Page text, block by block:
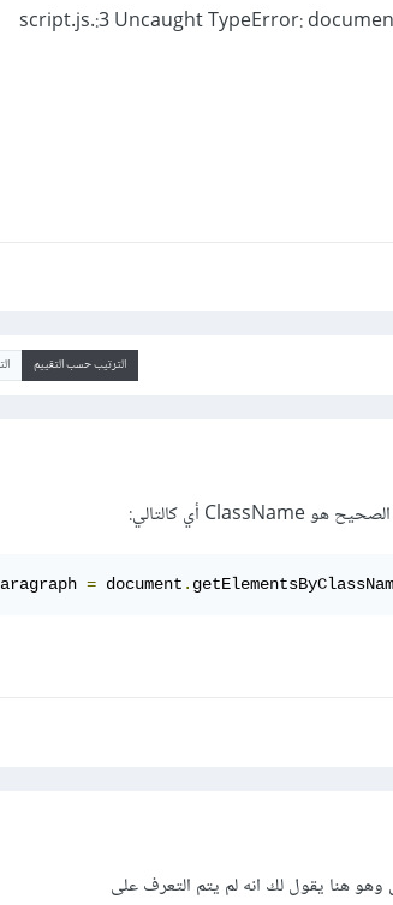
script.js.:3 Uncaught TypeError:
الترتيب حسب التقييم
= document .
هنا يقول لك انه لم يتم التعرف على